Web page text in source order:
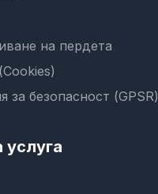
на пердета
за безопасност (GPSR)